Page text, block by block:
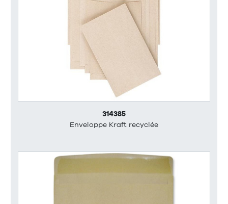
314385
Enveloppe Kraft recyclée